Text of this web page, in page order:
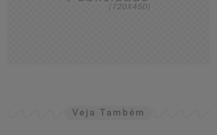
Veja Também